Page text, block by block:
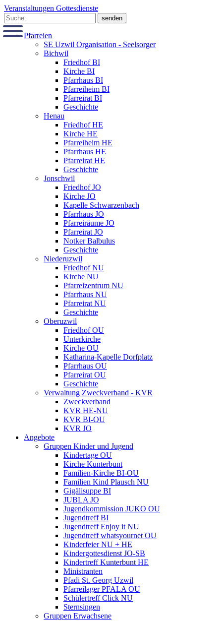
Veranstaltungen Gottesdienste
Pfarreien
SE Uzwil Organisation - Seelsorger
Bichwil
Friedhof BI
Kirche BI
Pfarrhaus BI
Pfarreiheim BI
Pfarreirat BI
Geschichte
Henau
Friedhof HE
Kirche HE
Pfarreiheim HE
Pfarrhaus HE
Pfarreirat HE
Geschichte
Jonschwil
Friedhof JO
Kirche JO
Kapelle Schwarzenbach
Pfarrhaus JO
Pfarreiräume JO
Pfarreirat JO
Notker Balbulus
Geschichte
Niederuzwil
Friedhof NU
Kirche NU
Pfarreizentrum NU
Pfarrhaus NU
Pfarreirat NU
Geschichte
Oberuzwil
Friedhof OU
Unterkirche
Kirche OU
Katharina-Kapelle Dorfplatz
Pfarrhaus OU
Pfarreirat OU
Geschichte
Verwaltung Zweckverband - KVR
Zweckverband
KVR HE-NU
KVR BI-OU
KVR JO
Angebote
Gruppen Kinder und Jugend
Kindertage OU
Kirche Kunterbunt
Familien-Kirche BI-OU
Familien Kind Plausch NU
Gigälisuppe BI
JUBLA JO
Jugendkommission JUKO OU
Jugendtreff BI
Jugendtreff Enjoy it NU
Jugendtreff whatsyournet OU
Kinderfeier NU + HE
Kindergottesdienst JO-SB
Kindertreff Kunterbunt HE
Ministranten
Pfadi St. Georg Uzwil
Pfarreilager PFALA OU
Schülertreff Click NU
Sternsingen
Gruppen Erwachsene